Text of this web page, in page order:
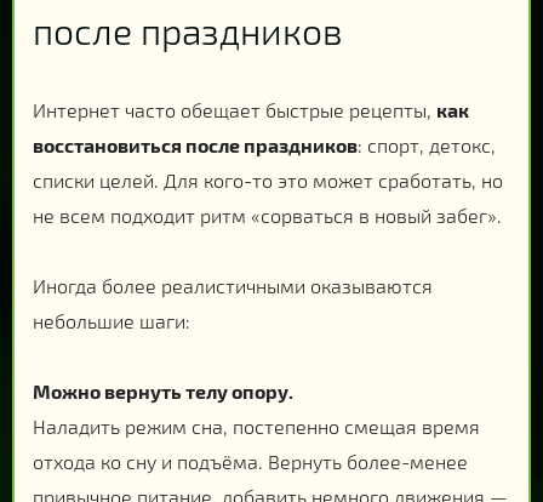
после праздников
Интернет часто обещает быстрые рецепты, как
восстановиться после праздников: спорт, детокс,
списки целей. Для кого-то это может сработать, но
не всем подходит ритм «сорваться в новый забег».
Иногда более реалистичными оказываются
небольшие шаги:
Можно вернуть телу опору.
Наладить режим сна, постепенно смещая время
отхода ко сну и подъёма. Вернуть более-менее
привычное питание, добавить немного движения —